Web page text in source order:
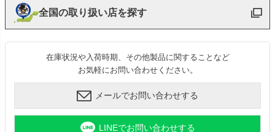
全国の取り扱い店を探す
在庫状況や入荷時期、その他製品に関することなど
お気軽にお問い合わせください。
メールでお問い合わせする
LINEでお問い合わせする